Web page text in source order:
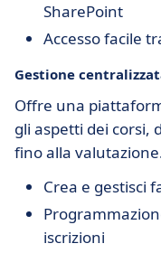
SharePoint
Accesso facile
Gestione
Offre una
gli aspetti dei corsi,
fino alla
Crea e gestisci
iscrizioni